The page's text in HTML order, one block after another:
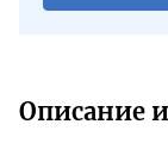
Описание